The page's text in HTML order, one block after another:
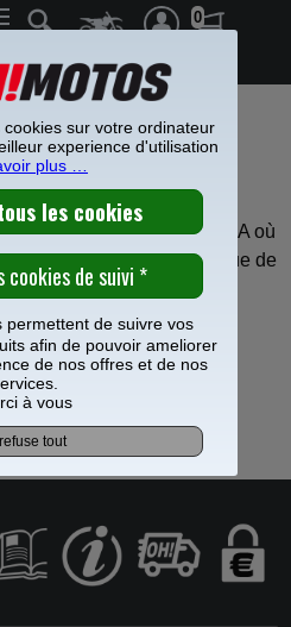
0
à partir de 49€
SANS FRAIS
en 3x sans frais”.
la page de paiement ALMA où
afin de prévenir le risque de
en trois échéances :
d'achat,
après l'achat,
après l'achat.
sur votre ordinateur
experience d'utilisation
plus …
de suivre vos
afin de pouvoir ameliorer
de nos offres et de nos
à vous